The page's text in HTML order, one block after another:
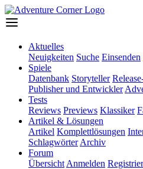
Aktuelles
Neuigkeiten Suche Einsenden
Spiele
Datenbank Storyteller
Publisher und Entwickler
Tests
Reviews Previews Klassiker
Artikel & Lösungen
Artikel Komplettlösungen
Schlagwörter Archiv
Forum
Übersicht Anmelden